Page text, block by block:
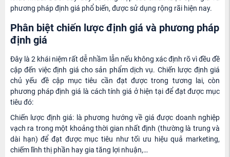
phương pháp định giá phổ biến, được sử dụng rộng rãi hiện nay.
Phân biệt chiến lược định giá và phương pháp
định giá
Đây là 2 khái niệm rất dễ nhầm lẫn nếu không xác định rõ vì đều đề
cập đến việc định giá cho sản phẩm dịch vụ. Chiến lược định giá
chủ yếu đề cập mục tiêu cần đạt được trong tương lai, còn
phương pháp định giá là cách tính giá ở hiện tại để đạt được mục
tiêu đó:
Chiến lược định giá: là phương hướng về giá được doanh nghiệp
vạch ra trong một khoảng thời gian nhất định (thường là trung và
dài hạn) để đạt được mục tiêu như tối ưu hiệu quả marketing,
chiếm lĩnh thị phần hay gia tăng lợi nhuận,…